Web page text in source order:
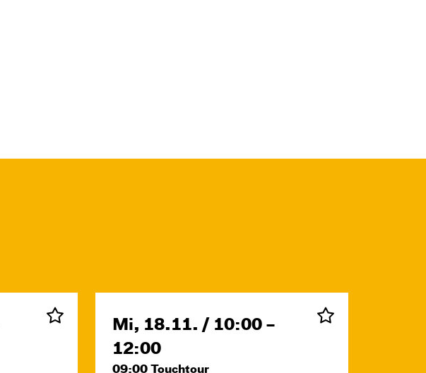
Mi, 18.11. / 10:00 –
12:00
09:00 Touchtour